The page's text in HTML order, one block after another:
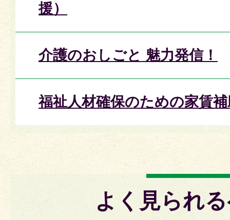
援）
介護のおしごと 魅力発信！
福祉人材確保のための家賃
よく見られ